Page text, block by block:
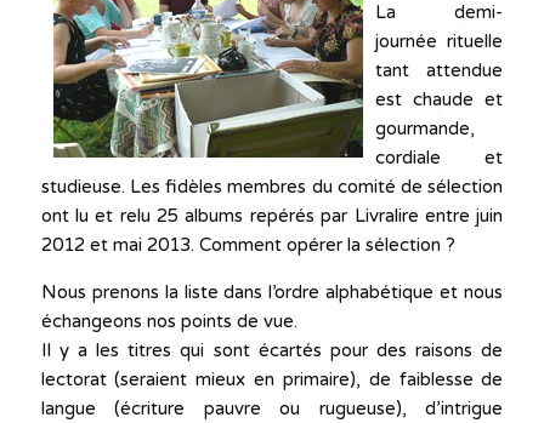
La demi-
journée rituelle
tant attendue
est chaude et
gourmande,
cordiale et
studieuse. Les fidèles membres du comité de sélection
ont lu et relu 25 albums repérés par Livralire entre juin
2012 et mai 2013. Comment opérer la sélection ?
Nous prenons la liste dans l’ordre alphabétique et nous
échangeons nos points de vue.
Il y a les titres qui sont écartés pour des raisons de
lectorat (seraient mieux en primaire), de faiblesse de
langue (écriture pauvre ou rugueuse), d’intrigue